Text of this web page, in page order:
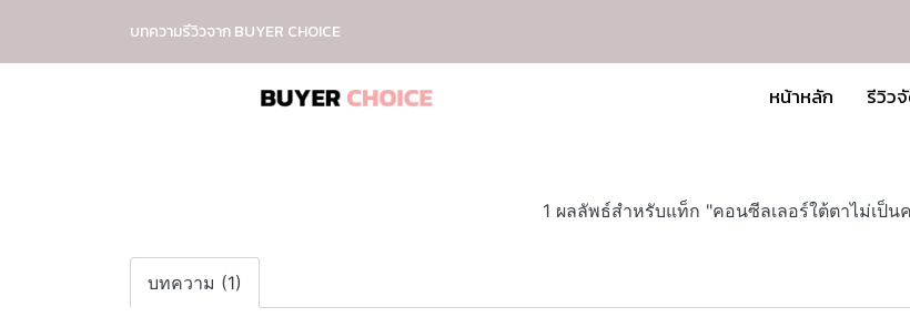
บทความรีวิวจาก BUYER CHOICE
หน้าหลัก รีวิว
1 ผลลัพธ์สำหรับแท็ก "คอนซีลเลอร์ใต้ตาไม่เป็น
บทความ (1)